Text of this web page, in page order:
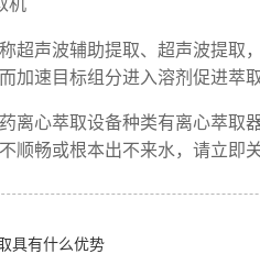
机
超声波辅助提取、超声波提取
加速目标组分进入溶剂促进萃
离心萃取设备种类有离心萃取
顺畅或根本出不来水，请立即
具有什么优势